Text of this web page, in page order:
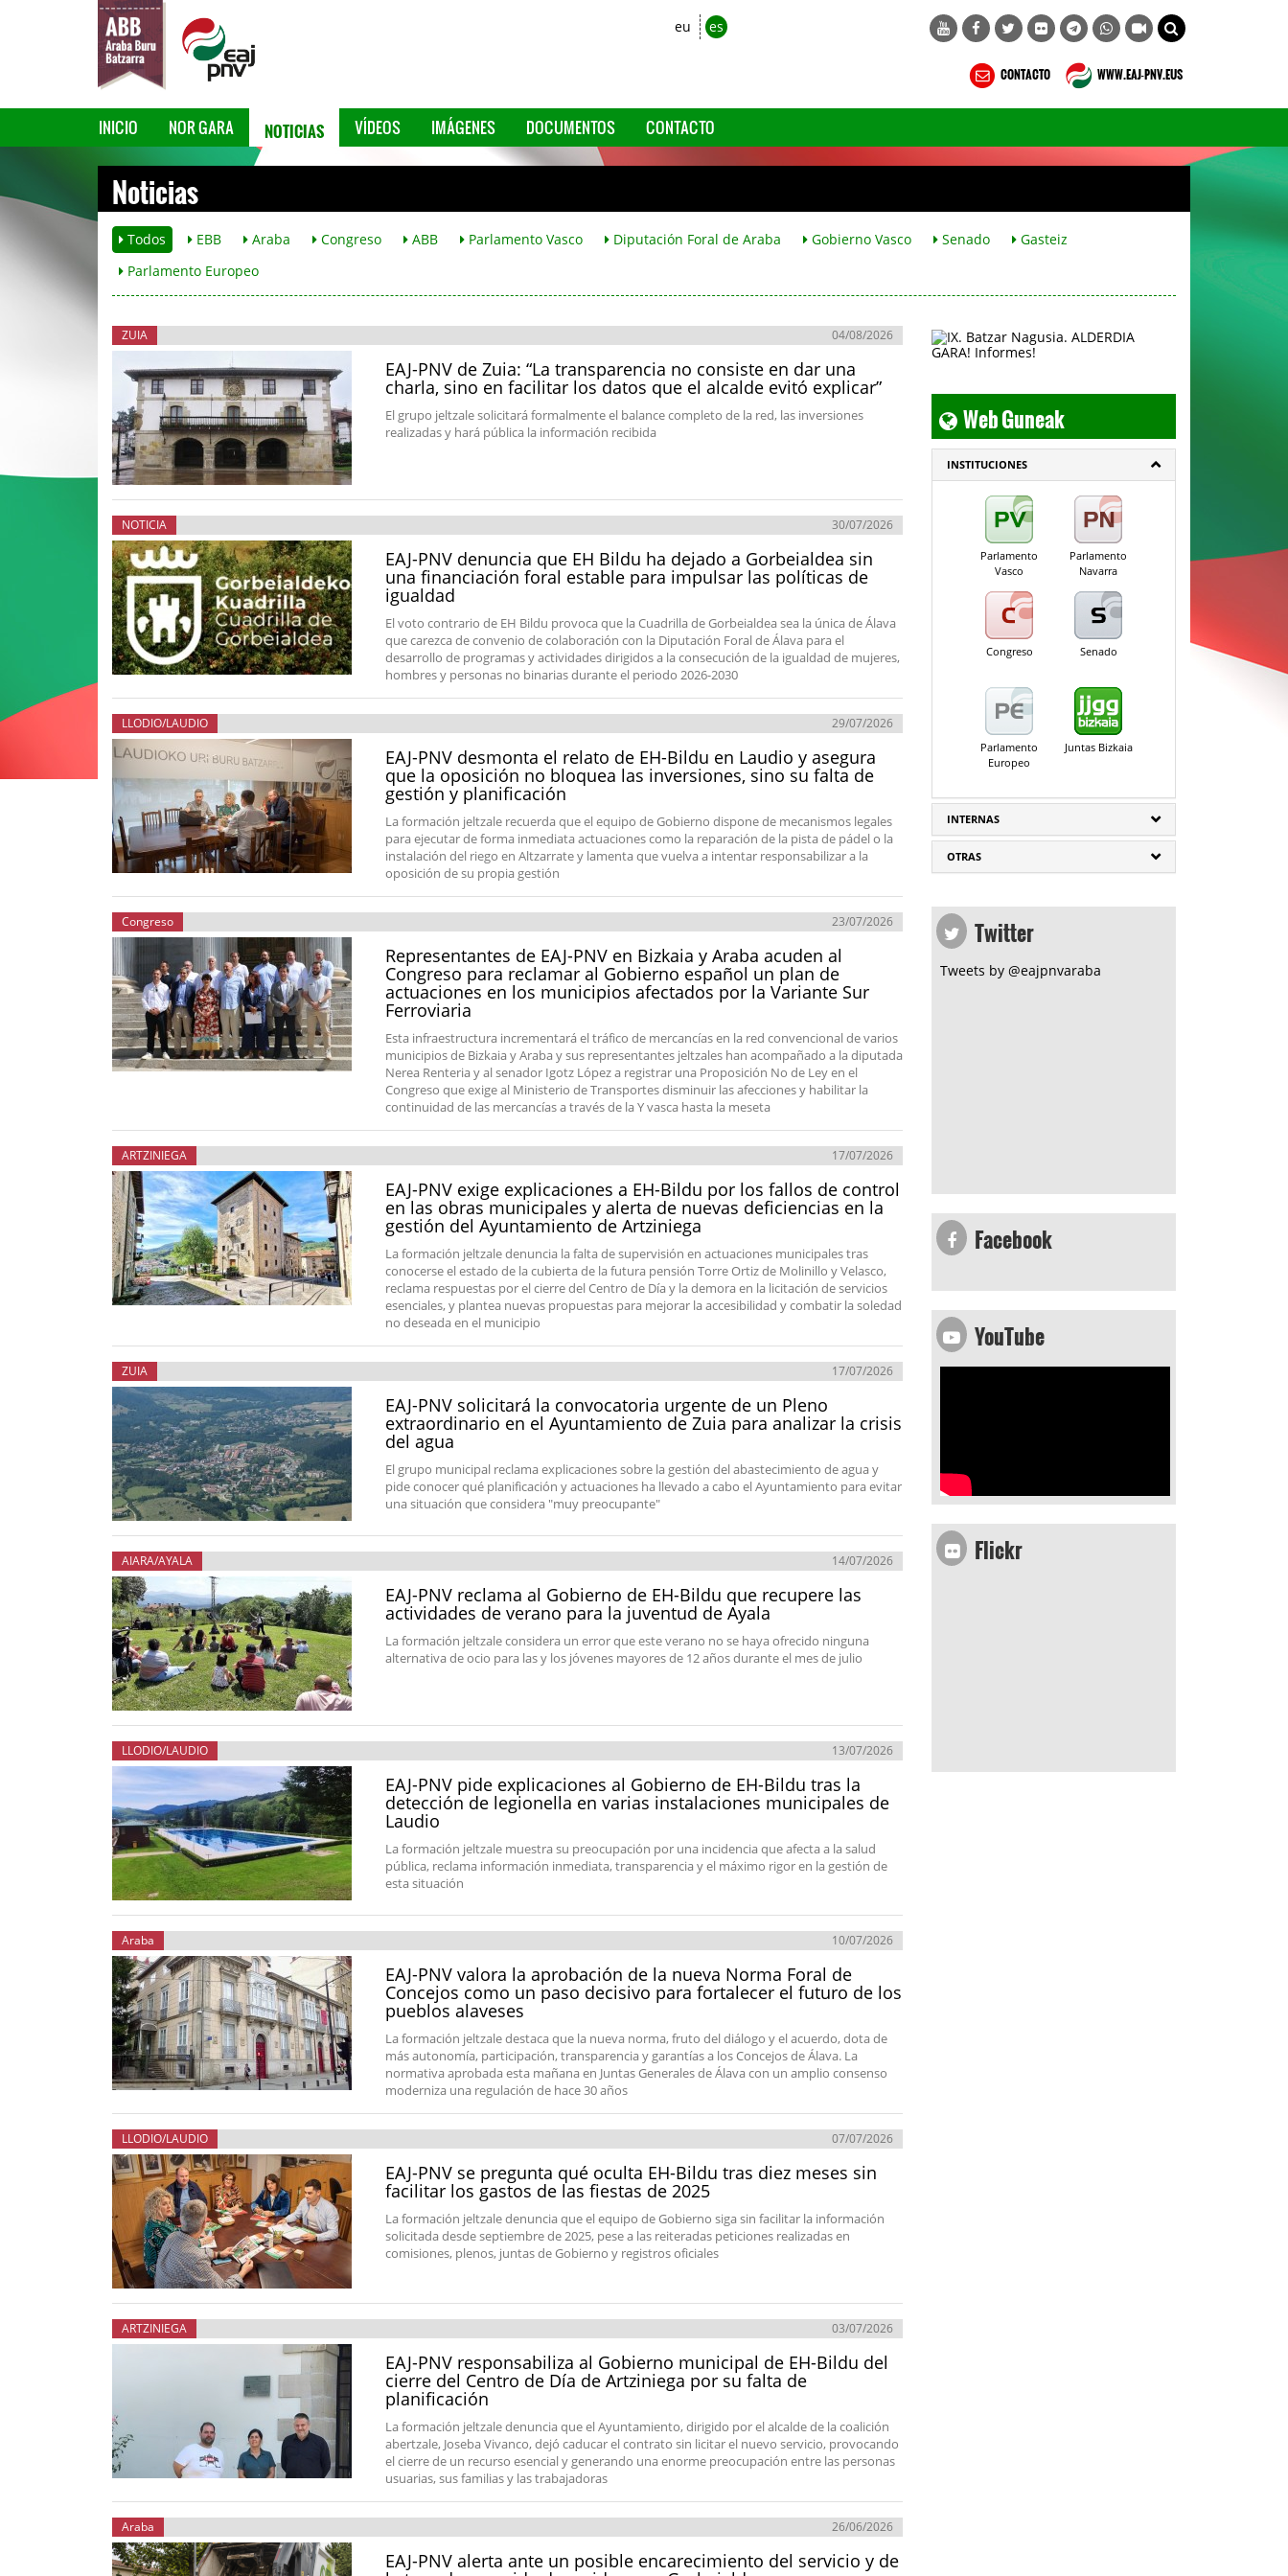
eu es
CONTACTO WWW.EAJ-PNV.EUS
INICIO NOR GARA NOTICIAS VÍDEOS IMÁGENES DOCUMENTOS CONTACTO
Noticias
Todos EBB Araba Congreso ABB Parlamento Vasco Diputación Foral de Araba Gobierno Vasco Senado
Gasteiz
Parlamento Europeo
ZUIA 04/08/2026
EAJ-PNV de Zuia: “La transparencia no consiste en dar una
charla, sino en facilitar los datos que el alcalde evitó explicar”
El grupo jeltzale solicitará formalmente el balance completo de la red, las inversiones
realizadas y hará pública la información recibida
NOTICIA 30/07/2026
EAJ-PNV denuncia que EH Bildu ha dejado a Gorbeialdea sin
una financiación foral estable para impulsar las políticas de
igualdad
El voto contrario de EH Bildu provoca que la Cuadrilla de Gorbeialdea sea la única de Álava
que carezca de convenio de colaboración con la Diputación Foral de Álava para el
desarrollo de programas y actividades dirigidos a la consecución de la igualdad de mujeres,
hombres y personas no binarias durante el periodo 2026-2030
LLODIO/LAUDIO 29/07/2026
EAJ-PNV desmonta el relato de EH-Bildu en Laudio y asegura
que la oposición no bloquea las inversiones, sino su falta de
gestión y planificación
La formación jeltzale recuerda que el equipo de Gobierno dispone de mecanismos legales
para ejecutar de forma inmediata actuaciones como la reparación de la pista de pádel o la
instalación del riego en Altzarrate y lamenta que vuelva a intentar responsabilizar a la
oposición de su propia gestión
Congreso 23/07/2026
Representantes de EAJ-PNV en Bizkaia y Araba acuden al
Congreso para reclamar al Gobierno español un plan de
actuaciones en los municipios afectados por la Variante Sur
Ferroviaria
Esta infraestructura incrementará el tráfico de mercancías en la red convencional de varios
municipios de Bizkaia y Araba y sus representantes jeltzales han acompañado a la diputada
Nerea Renteria y al senador Igotz López a registrar una Proposición No de Ley en el
Congreso que exige al Ministerio de Transportes disminuir las afecciones y habilitar la
continuidad de las mercancías a través de la Y vasca hasta la meseta
ARTZINIEGA 17/07/2026
EAJ-PNV exige explicaciones a EH-Bildu por los fallos de control
en las obras municipales y alerta de nuevas deficiencias en la
gestión del Ayuntamiento de Artziniega
La formación jeltzale denuncia la falta de supervisión en actuaciones municipales tras
conocerse el estado de la cubierta de la futura pensión Torre Ortiz de Molinillo y Velasco,
reclama respuestas por el cierre del Centro de Día y la demora en la licitación de servicios
esenciales, y plantea nuevas propuestas para mejorar la accesibilidad y combatir la soledad
no deseada en el municipio
ZUIA 17/07/2026
EAJ-PNV solicitará la convocatoria urgente de un Pleno
extraordinario en el Ayuntamiento de Zuia para analizar la crisis
del agua
El grupo municipal reclama explicaciones sobre la gestión del abastecimiento de agua y
pide conocer qué planificación y actuaciones ha llevado a cabo el Ayuntamiento para evitar
una situación que considera "muy preocupante"
AIARA/AYALA 14/07/2026
EAJ-PNV reclama al Gobierno de EH-Bildu que recupere las
actividades de verano para la juventud de Ayala
La formación jeltzale considera un error que este verano no se haya ofrecido ninguna
alternativa de ocio para las y los jóvenes mayores de 12 años durante el mes de julio
LLODIO/LAUDIO 13/07/2026
EAJ-PNV pide explicaciones al Gobierno de EH-Bildu tras la
detección de legionella en varias instalaciones municipales de
Laudio
La formación jeltzale muestra su preocupación por una incidencia que afecta a la salud
pública, reclama información inmediata, transparencia y el máximo rigor en la gestión de
esta situación
Araba 10/07/2026
EAJ-PNV valora la aprobación de la nueva Norma Foral de
Concejos como un paso decisivo para fortalecer el futuro de los
pueblos alaveses
La formación jeltzale destaca que la nueva norma, fruto del diálogo y el acuerdo, dota de
más autonomía, participación, transparencia y garantías a los Concejos de Álava. La
normativa aprobada esta mañana en Juntas Generales de Álava con un amplio consenso
moderniza una regulación de hace 30 años
LLODIO/LAUDIO 07/07/2026
EAJ-PNV se pregunta qué oculta EH-Bildu tras diez meses sin
facilitar los gastos de las fiestas de 2025
La formación jeltzale denuncia que el equipo de Gobierno siga sin facilitar la información
solicitada desde septiembre de 2025, pese a las reiteradas peticiones realizadas en
comisiones, plenos, juntas de Gobierno y registros oficiales
ARTZINIEGA 03/07/2026
EAJ-PNV responsabiliza al Gobierno municipal de EH-Bildu del
cierre del Centro de Día de Artziniega por su falta de
planificación
La formación jeltzale denuncia que el Ayuntamiento, dirigido por el alcalde de la coalición
abertzale, Joseba Vivanco, dejó caducar el contrato sin licitar el nuevo servicio, provocando
el cierre de un recurso esencial y generando una enorme preocupación entre las personas
usuarias, sus familias y las trabajadoras
Araba 26/06/2026
EAJ-PNV alerta ante un posible encarecimiento del servicio y de
Web Guneak
INSTITUCIONES
Parlamento
Vasco
Parlamento
Navarra
Congreso Senado
Parlamento
Europeo
Juntas Bizkaia
INTERNAS
OTRAS
Twitter
Tweets by @eajpnvaraba
Facebook
YouTube
Flickr